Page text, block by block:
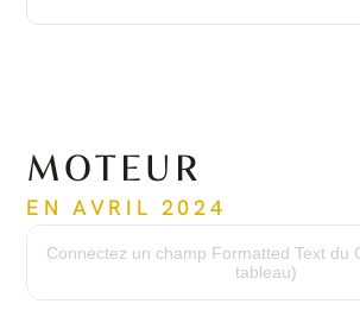
MOTEUR
EN AVRIL 2024
3156
Numéro de série
Connectez un champ Formatted Text du
tableau)